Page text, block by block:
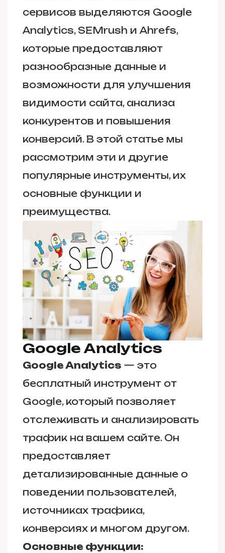
сервисов выделяются Google
Analytics, SEMrush и Ahrefs,
которые предоставляют
разнообразные данные и
возможности для улучшения
видимости сайта, анализа
конкурентов и повышения
конверсий. В этой статье мы
рассмотрим эти и другие
популярные инструменты, их
основные функции и
преимущества.
Google Analytics
Google Analytics — это
бесплатный инструмент от
Google, который позволяет
отслеживать и анализировать
трафик на вашем сайте. Он
предоставляет
детализированные данные о
поведении пользователей,
источниках трафика,
конверсиях и многом другом.
Основные функции: